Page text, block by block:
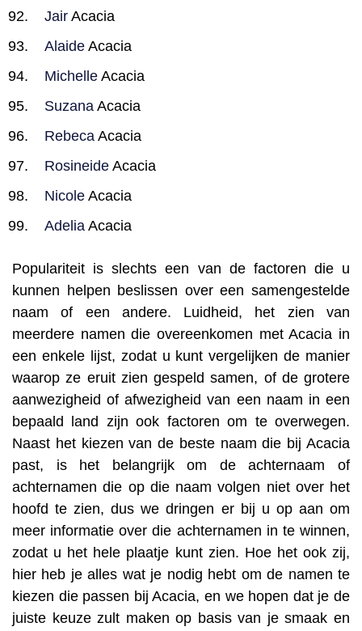
Jair Acacia
Alaide Acacia
Michelle Acacia
Suzana Acacia
Rebeca Acacia
Rosineide Acacia
Nicole Acacia
Adelia Acacia
Populariteit is slechts een van de factoren die u
kunnen helpen beslissen over een samengestelde
naam of een andere. Luidheid, het zien van
meerdere namen die overeenkomen met Acacia in
een enkele lijst, zodat u kunt vergelijken de manier
waarop ze eruit zien gespeld samen, of de grotere
aanwezigheid of afwezigheid van een naam in een
bepaald land zijn ook factoren om te overwegen.
Naast het kiezen van de beste naam die bij Acacia
past, is het belangrijk om de achternaam of
achternamen die op die naam volgen niet over het
hoofd te zien, dus we dringen er bij u op aan om
meer informatie over die achternamen in te winnen,
zodat u het hele plaatje kunt zien. Hoe het ook zij,
hier heb je alles wat je nodig hebt om de namen te
kiezen die passen bij Acacia, en we hopen dat je de
juiste keuze zult maken op basis van je smaak en